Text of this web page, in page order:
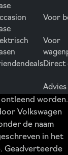
Voor
Voor
Direct
worden.
Volkswagen
de naam
in het
Geadverteerde